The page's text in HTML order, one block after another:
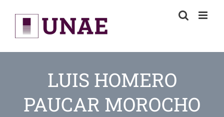
content
LUIS HOMERO
PAUCAR MOROCHO